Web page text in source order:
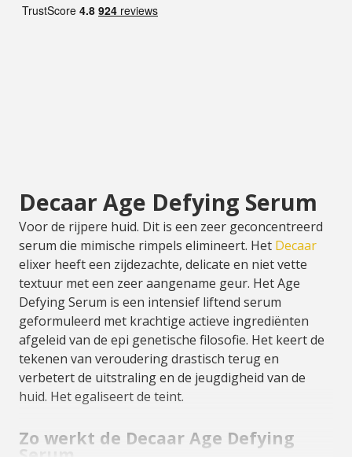
Decaar Age Defying Serum
Voor de rijpere huid. Dit is een zeer geconcentreerd
serum die mimische rimpels elimineert. Het Decaar
elixer heeft een zijdezachte, delicate en niet vette
textuur met een zeer aangename geur. Het Age
Defying Serum is een intensief liftend serum
geformuleerd met krachtige actieve ingrediënten
afgeleid van de epi genetische filosofie. Het keert de
tekenen van veroudering drastisch terug en
verbetert de uitstraling en de jeugdigheid van de
huid. Het egaliseert de teint.
Zo werkt de Decaar Age Defying